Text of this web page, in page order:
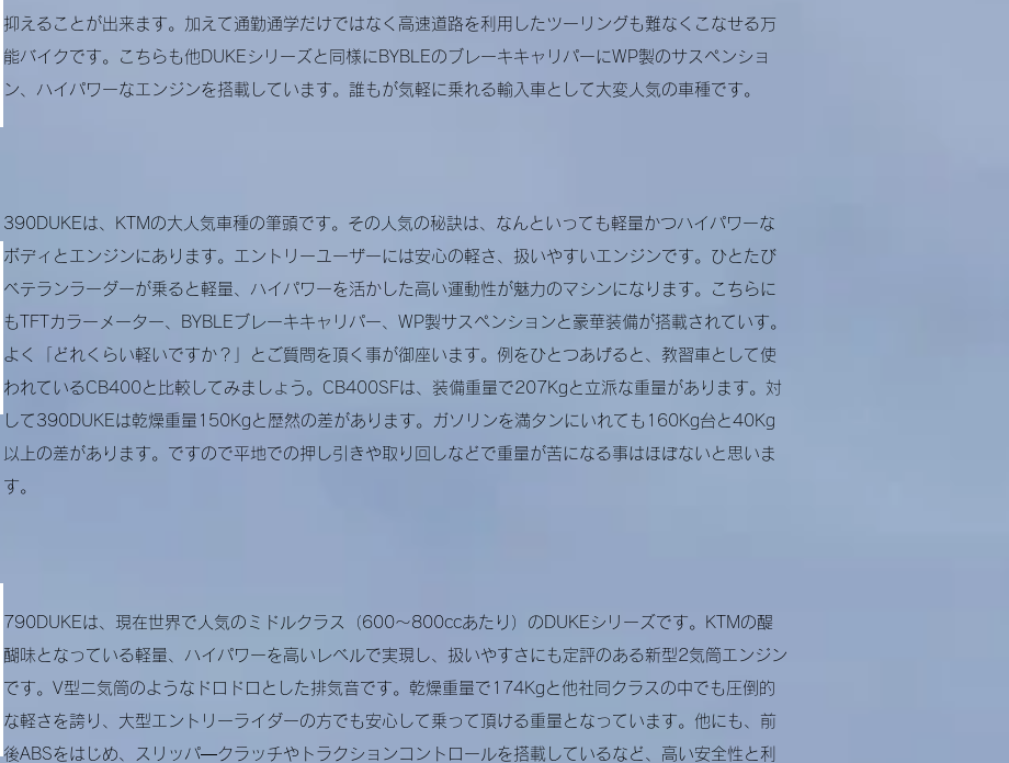
抑えることが出来ます。加えて通勤通学だけではなく高速道路を利用したツーリングも難なくこなせる万
能バイクです。
こちらも他DUKEシリーズと同様にBYBLEのブレーキキャリパーにWP製のサスペンショ
ン、ハイパワーなエンジンを搭載しています。誰もが気軽に乗れる輸入車として大変人気の車種です。
390DUKEは、KTMの大人気車種の筆頭です。その人気の秘訣は、なんといっても軽量かつハイパワーな
ボディとエンジンにあります。エントリーユーザーには安心の軽さ、扱いやすいエンジンです。ひとたび
ベテランラーダーが乗ると軽量、ハイパワーを活かした高い運動性が魅力のマシンになります。
こちらに
もTFTカラーメーター、BYBLEブレーキキャリパー、WP製サスペンションと豪華装備が搭載されていす。
よく「どれくらい軽いですか？」とご質問を頂く事が御座います。例をひとつあげると、教習車として使
われているCB400と比較してみましょう。 CB400SFは、装備重量で207Kgと立派な重量があります。対
して390DUKEは乾燥重量150Kgと歴然の差があります。ガソリンを満タンにいれても160Kg台と40Kg
以上の差があります。ですので平地での押し引きや取り回しなどで重量が苦になる事はほぼないと思いま
す。
790DUKEは、現在世界で人気のミドルクラス（600～800ccあたり）のDUKEシリーズです。
KTMの醍
醐味となっている軽量、ハイパワーを高いレベルで実現し、扱いやすさにも定評のある新型2気筒エンジン
です。V型二気筒のようなドロドロとした排気音です。乾燥重量で174Kgと他社同クラスの中でも圧倒的
な軽さを誇り、大型エントリーライダーの方でも安心して乗って頂ける重量となっています。 他にも、前
後ABSをはじめ、スリッパ―クラッチやトラクションコントロールを搭載しているなど、高い安全性と利